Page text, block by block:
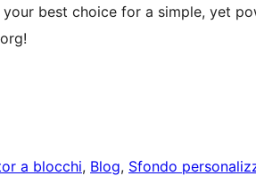
best choice for a simple, yet
a blocchi, Blog, Sfondo